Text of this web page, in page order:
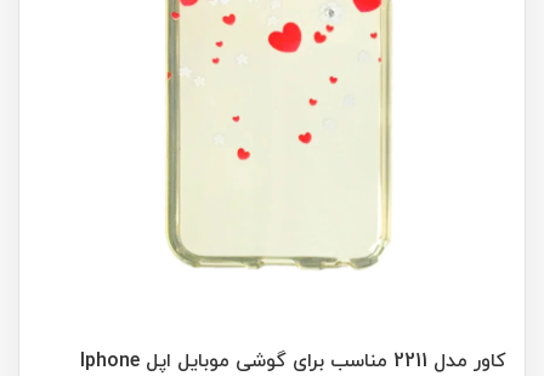
کاور مدل 2211 مناسب برای گوشی موبایل اپل Iphone